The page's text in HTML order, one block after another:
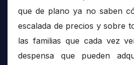
que de plano ya no saben
escalada de precios y sobre
las familias que cada vez
despensa que pueden